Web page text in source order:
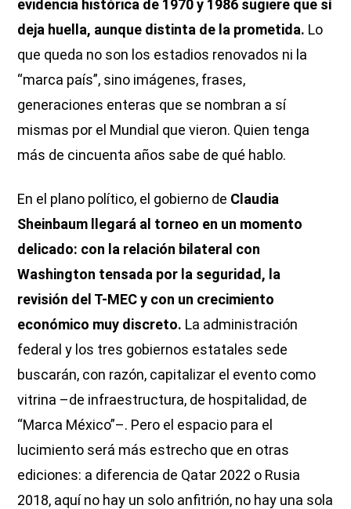
evidencia histórica de 1970 y 1986 sugiere que sí
deja huella, aunque distinta de la prometida. Lo
que queda no son los estadios renovados ni la
“marca país”, sino imágenes, frases,
generaciones enteras que se nombran a sí
mismas por el Mundial que vieron. Quien tenga
más de cincuenta años sabe de qué hablo.
En el plano político, el gobierno de Claudia
Sheinbaum llegará al torneo en un momento
delicado: con la relación bilateral con
Washington tensada por la seguridad, la
revisión del T-MEC y con un crecimiento
económico muy discreto. La administración
federal y los tres gobiernos estatales sede
buscarán, con razón, capitalizar el evento como
vitrina –de infraestructura, de hospitalidad, de
“Marca México”–. Pero el espacio para el
lucimiento será más estrecho que en otras
ediciones: a diferencia de Qatar 2022 o Rusia
2018, aquí no hay un solo anfitrión, no hay una sola